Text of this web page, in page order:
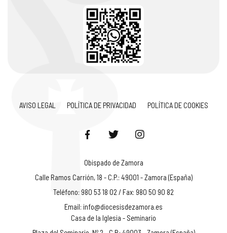
AVISO LEGAL POLÍTICA DE PRIVACIDAD POLÍTICA DE COOKIES
Obispado de Zamora
Calle Ramos Carrión, 18 - C.P.: 49001 - Zamora (España)
Teléfono: 980 53 18 02 / Fax: 980 50 90 82
Email: info@diocesisdezamora.es
Casa de la Iglesia - Seminario